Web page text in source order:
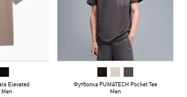
Elevated
Men
Футболка PUMATECH Pocket Tee
Men